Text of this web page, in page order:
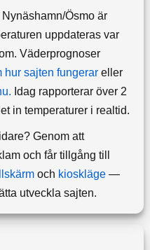
Ösmo är
uppdateras var
Väderprognoser
hur sajten fungerareller
Idag rapporterar över 2
in temperaturer i realtid.
Genom att
och får tillgång till
och kioskläge—
utveckla sajten.